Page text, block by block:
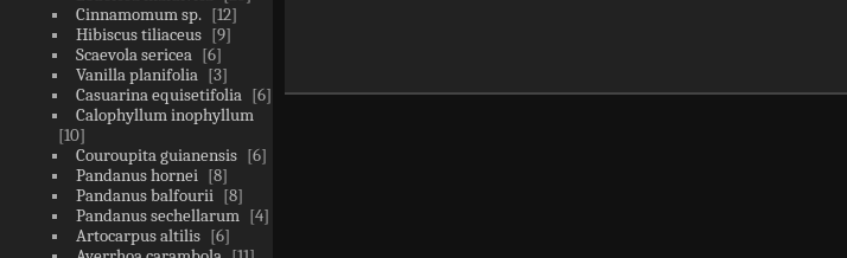
Cinnamomum sp.
12
Hibiscus tiliaceus
9
Scaevola sericea
6
Vanilla planifolia
3
Casuarina equisetifolia
6
Calophyllum inophyllum
10
Couroupita guianensis
6
Pandanus hornei
8
Pandanus balfourii
8
Pandanus sechellarum
4
Artocarpus altilis
6